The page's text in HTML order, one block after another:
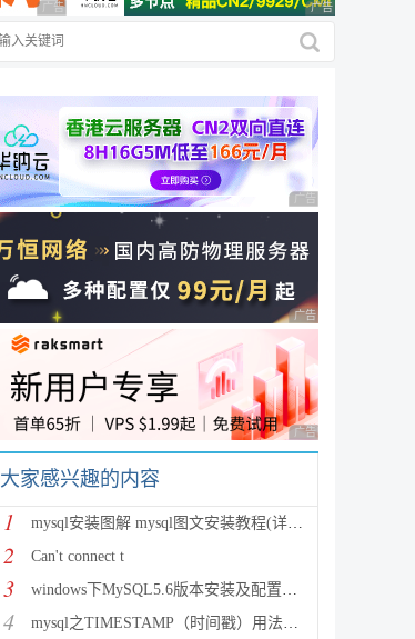
广告 商业广告，理性选择 广告 商业广告，理
广告 商业广告，理性
广告 商业广告，理性
广告 商业广告，理性
大家感兴趣的内容
1 mysql安装图解 mysql图文安装教程(详细说明)
2 Can't connect t
3 windows下MySQL5.6版本安装及配置过程附有截图和
4 mysql之TIMESTAMP（时间戳）用法详解